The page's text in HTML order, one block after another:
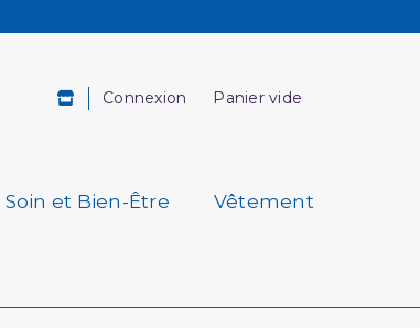
Connexion Panier vide
Soin et Bien-Être Vêtement